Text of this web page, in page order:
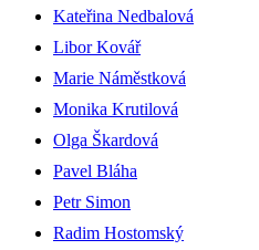
Kateřina Nedbalová
Libor Kovář
Marie Náměstková
Monika Krutilová
Olga Škardová
Pavel Bláha
Petr Simon
Radim Hostomský